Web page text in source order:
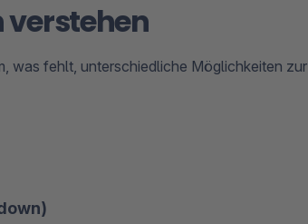
verstehen
was fehlt, unterschiedliche Möglichkeiten zur